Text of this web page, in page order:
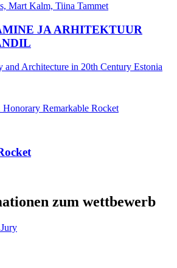
Mart Kalm, Tiina Tammet
JA ARHITEKTUUR
and Architecture in 20th Century Estonia
zum wettbewerb